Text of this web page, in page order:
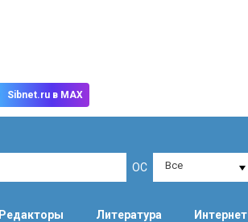
Sibnet.ru в MAX
ОС Все
Редакторы Литература Интернет